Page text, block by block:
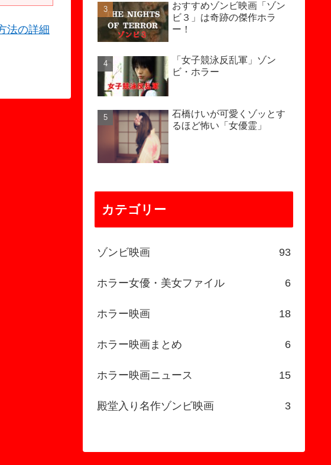
法の詳細
おすすめゾンビ映画「ゾン
ビ３」は奇跡の傑作ホラ
ー！
「女子競泳反乱軍」ゾン
ビ・ホラー
石橋けいが可愛くゾッとす
るほど怖い「女優霊」
カテゴリー
ゾンビ映画 93
ホラー女優・美女ファイル 6
ホラー映画 18
ホラー映画まとめ 6
ホラー映画ニュース 15
殿堂入り名作ゾンビ映画 3